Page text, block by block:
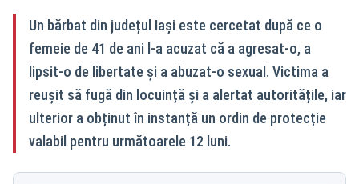
Un bărbat din județul Iași este cercetat după ce o
femeie de 41 de ani l-a acuzat că a agresat-o, a
lipsit-o de libertate și a abuzat-o sexual. Victima a
reușit să fugă din locuință și a alertat autoritățile, iar
ulterior a obținut în instanță un ordin de protecție
valabil pentru următoarele 12 luni.